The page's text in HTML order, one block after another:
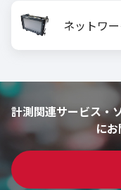
ネットワ
計測関連サービス・
に